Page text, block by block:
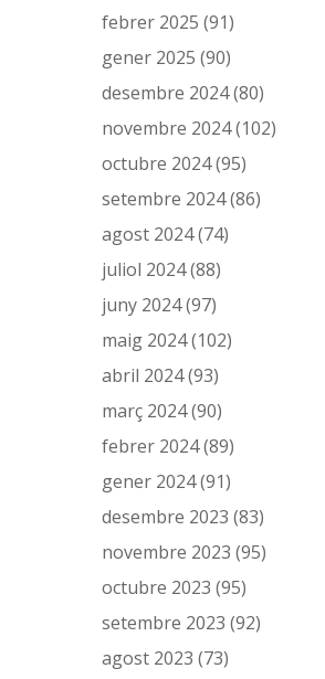
febrer 2025 (91)
gener 2025 (90)
desembre 2024(80)
novembre 2024(102)
octubre 2024(95)
setembre 2024(86)
agost 2024(74)
juliol 2024(88)
juny 2024(97)
maig 2024(102)
abril 2024(93)
març 2024(90)
febrer 2024(89)
gener 2024(91)
desembre 2023 (83)
novembre 2023 (95)
octubre 2023 (95)
setembre 2023 (92)
agost 2023 (73)